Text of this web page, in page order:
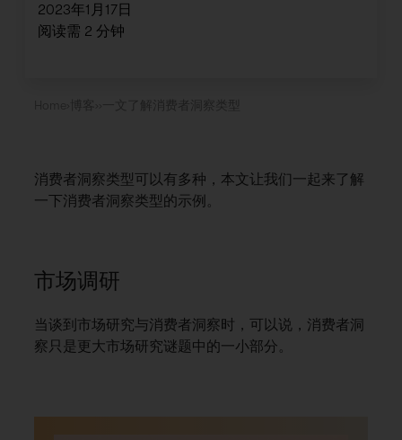
2023年1月17日
阅读需 2 分钟
一文了解消费者洞察类型
消费者洞察类型可以有多种，本文让我们一起来了解
一下消费者洞察类型的示例。
市场调研
当谈到市场研究与消费者洞察时，可以说，消费者洞
察只是更大市场研究谜题中的一小部分。